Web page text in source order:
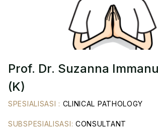
Prof. Dr. Suzanna
(K)
SPESIALISASI : CLINICAL PATHOLOGY
SUBSPESIALISASI: CONSULTANT